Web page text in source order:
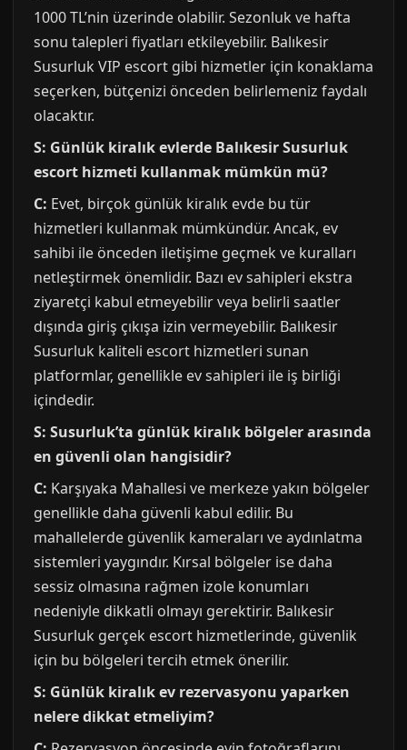
1000 TL’nin üzerinde olabilir. Sezonluk ve hafta
sonu talepleri fiyatları etkileyebilir. Balıkesir
Susurluk VIP escort gibi hizmetler için konaklama
seçerken, bütçenizi önceden belirlemeniz faydalı
olacaktır.
S: Günlük kiralık evlerde Balıkesir Susurluk
escort hizmeti kullanmak mümkün mü?
C: Evet, birçok günlük kiralık evde bu tür
hizmetleri kullanmak mümkündür. Ancak, ev
sahibi ile önceden iletişime geçmek ve kuralları
netleştirmek önemlidir. Bazı ev sahipleri ekstra
ziyaretçi kabul etmeyebilir veya belirli saatler
dışında giriş çıkışa izin vermeyebilir. Balıkesir
Susurluk kaliteli escort hizmetleri sunan
platformlar, genellikle ev sahipleri ile iş birliği
içindedir.
S: Susurluk’ta günlük kiralık bölgeler arasında
en güvenli olan hangisidir?
C: Karşıyaka Mahallesi ve merkeze yakın bölgeler
genellikle daha güvenli kabul edilir. Bu
mahallelerde güvenlik kameraları ve aydınlatma
sistemleri yaygındır. Kırsal bölgeler ise daha
sessiz olmasına rağmen izole konumları
nedeniyle dikkatli olmayı gerektirir. Balıkesir
Susurluk gerçek escort hizmetlerinde, güvenlik
için bu bölgeleri tercih etmek önerilir.
S: Günlük kiralık ev rezervasyonu yaparken
nelere dikkat etmeliyim?